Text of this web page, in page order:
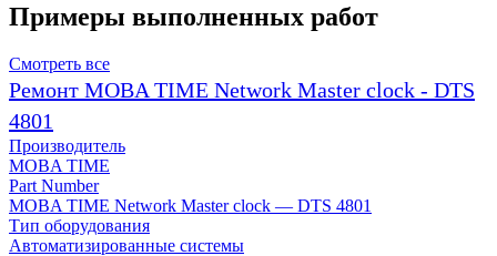
Примеры выполненных работ
Смотреть все
Ремонт MOBA TIME Network Master clock - DTS
4801
Производитель
MOBA TIME
Part Number
MOBA TIME Network Master clock — DTS 4801
Тип оборудования
Автоматизированные системы